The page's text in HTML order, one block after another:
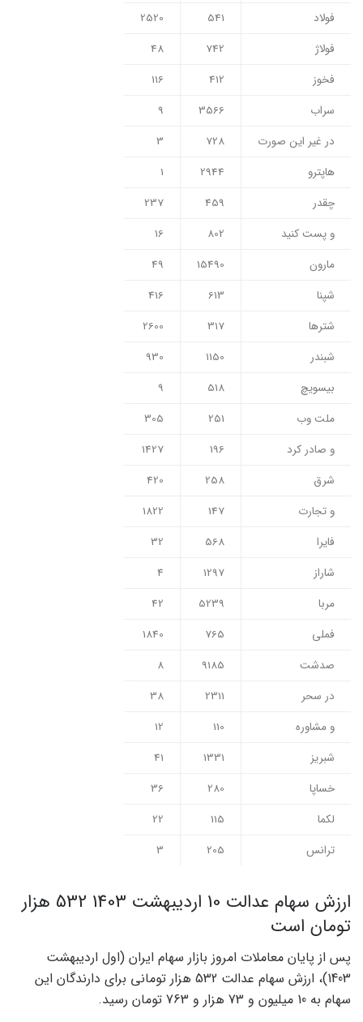
فولاد 541
2520
فولاژ
742
48
فخوز
412
116
سراب
3566
9
در غیر این صورت
728
3
هاپترو
2944
1
چقدر
459
237
و پست کنید
802
16
مارون
15490
49
شپنا
613
416
شترها
317
2600
شبندر
1150
930
بیسویچ
518
9
ملت وب
251
305
و صادر کرد
196
1427
شرق
258
420
و تجارت
147
1822
فایرا
568
32
شاراز
1297
4
مربا
5239
42
فملی
765
1840
صدشت
9185
8
در سحر
2311
38
و مشاوره
110
12
شبریز
1331
41
خساپا
280
36
لکما
115
22
ترانس
205
3
ارزش سهام عدالت 10 اردیبهشت 1403 532 هزار
تومان است
پس از پایان معاملات امروز بازار سهام ایران (اول اردیبهشت
1403)، ارزش سهام عدالت 532 هزار تومانی برای دارندگان این
سهام به 10 میلیون و 73 هزار و 763 تومان رسید.